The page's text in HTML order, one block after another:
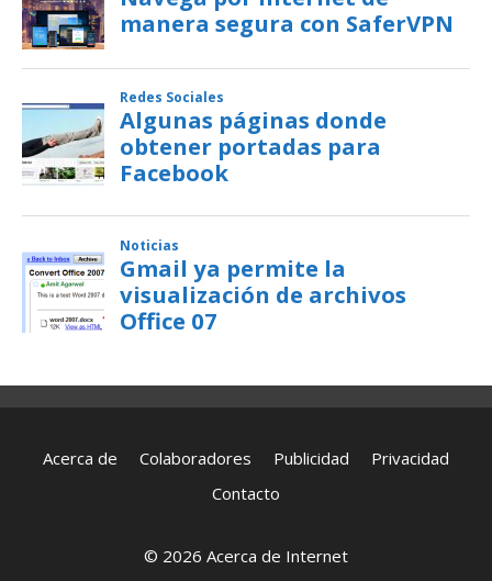
Acerca de Colaboradores Publicidad
Privacidad
Contacto
© 2026 Acerca de Internet